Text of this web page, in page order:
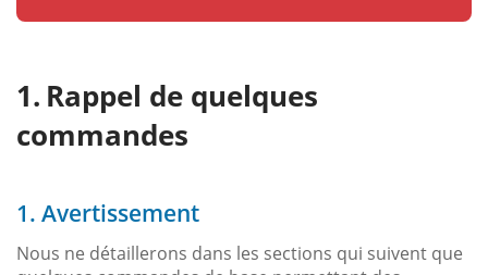
Rappel de quelques
commandes
1. Avertissement
Nous ne détaillerons dans les sections qui suivent que